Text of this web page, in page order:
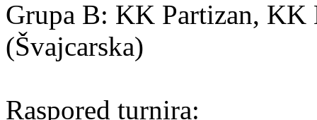
Grupa B: KK Partizan, KK
(Švajcarska)
Raspored turnira: